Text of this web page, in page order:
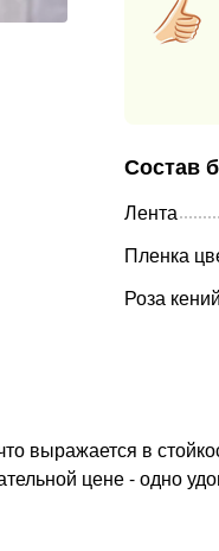
Состав
Лента
Пленка
Роза
в
цене - одно